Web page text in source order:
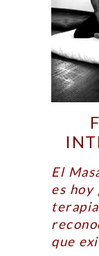
El
es hoy
que